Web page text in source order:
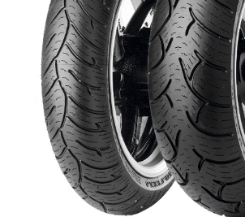
Marken
Kontakt